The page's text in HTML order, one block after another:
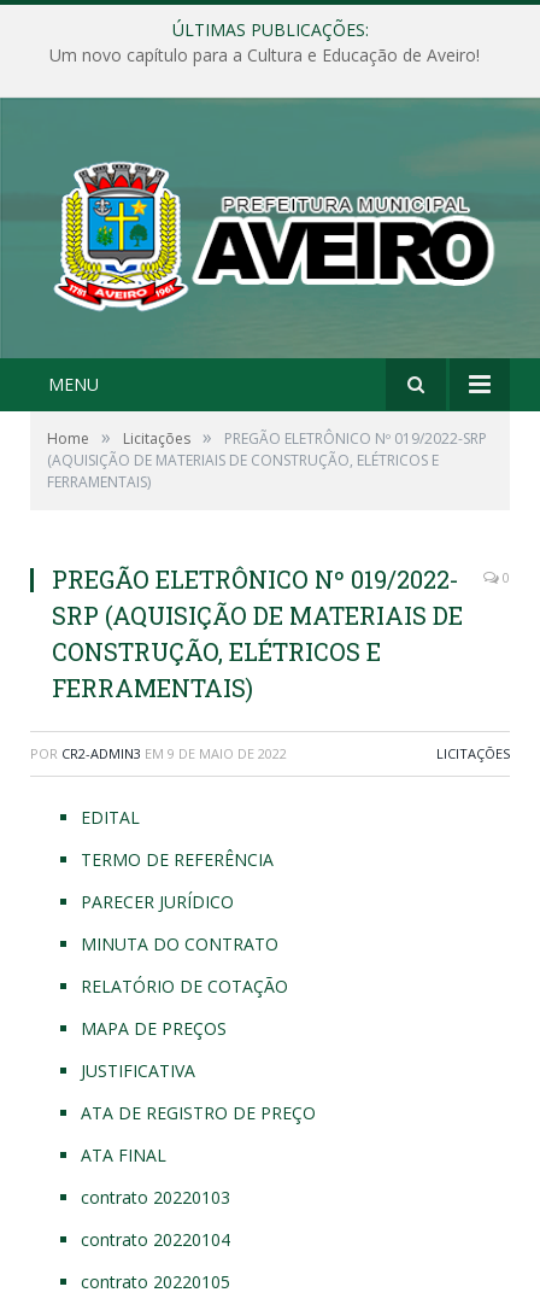
ÚLTIMAS PUBLICAÇÕES:
Um novo capítulo para a Cultura e Educação de Aveiro!
MENU
Home » Licitações »
PREGÃO ELETRÔNICO Nº 019/2022-SRP
(AQUISIÇÃO DE MATERIAIS DE CONSTRUÇÃO, ELÉTRICOS E
FERRAMENTAIS)
PREGÃO ELETRÔNICO Nº 019/2022-
SRP (AQUISIÇÃO DE MATERIAIS DE
CONSTRUÇÃO, ELÉTRICOS E
FERRAMENTAIS)
0
POR CR2-ADMIN3 EM 9 DE MAIO DE 2022 LICITAÇÕES
EDITAL
TERMO DE REFERÊNCIA
PARECER JURÍDICO
MINUTA DO CONTRATO
RELATÓRIO DE COTAÇÃO
MAPA DE PREÇOS
JUSTIFICATIVA
ATA DE REGISTRO DE PREÇO
ATA FINAL
contrato 20220103
contrato 20220104
contrato 20220105